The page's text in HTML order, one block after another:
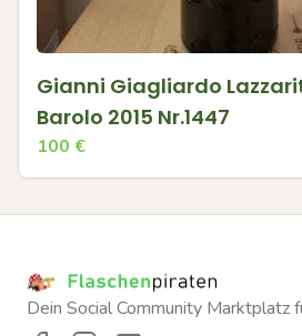
Gianni Giagliardo
Barolo 2015 Nr.1447
100 €
Dein Social Community Marktplatz